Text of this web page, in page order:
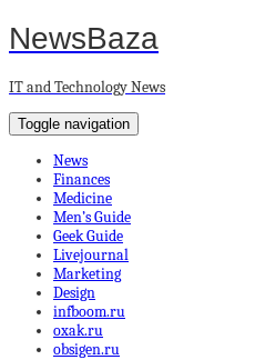
NewsBaza
IT and Technology News
Toggle navigation
News
Finances
Medicine
Men’s Guide
Geek Guide
Livejournal
Marketing
Design
infboom.ru
oxak.ru
obsigen.ru